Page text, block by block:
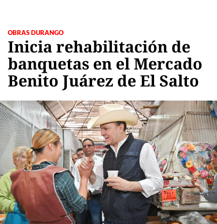
OBRAS DURANGO
Inicia rehabilitación de
banquetas en el Mercado
Benito Juárez de El Salto